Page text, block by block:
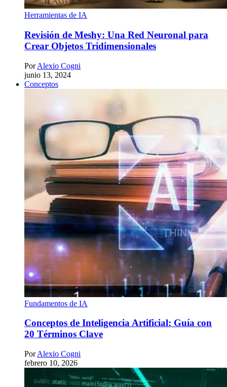
Herramientas de IA
Revisión de Meshy: Una Red Neuronal para
Crear Objetos Tridimensionales
Por Alexio Cogni
junio 13, 2024
Conceptos
Fundamentos de IA
Conceptos de Inteligencia Artificial: Guía con
20 Términos Clave
Por Alexio Cogni
febrero 10, 2026